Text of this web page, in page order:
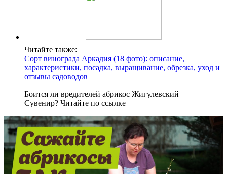
Читайте также:
Сорт винограда Аркадия (18 фото): описание,
характеристики, посадка, выращивание, обрезка, уход и
отзывы садоводов
Боится ли вредителей абрикос Жигулевский
Сувенир? Читайте по ссылке